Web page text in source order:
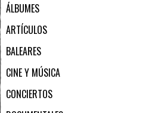
ÁLBUMES
ARTÍCULOS
BALEARES
CINE Y MÚSICA
CONCIERTOS